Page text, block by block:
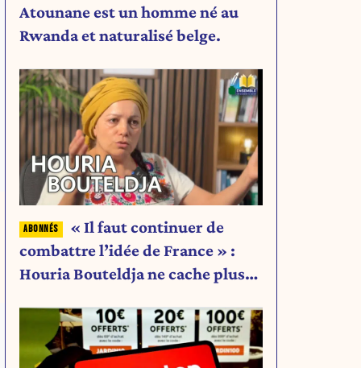
Atounane est un homme né au
Rwanda et naturalisé belge.
« Il faut continuer de
combattre l’idée de France » :
Houria Bouteldja ne cache plus